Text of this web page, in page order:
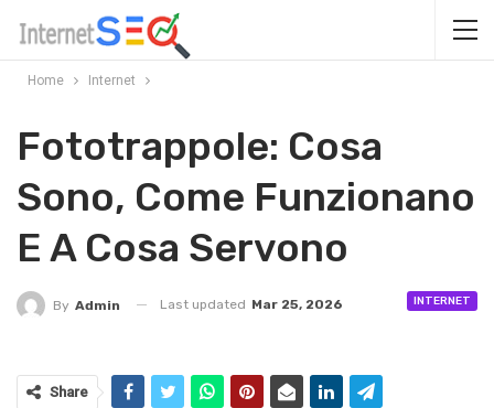
Home Internet
Fototrappole: Cosa
Sono, Come Funzionano
E A Cosa Servono
INTERNET
By Admin Last updated Mar 25, 2026
Share